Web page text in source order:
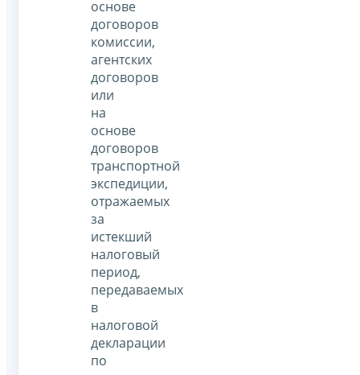
основе
договоров
комиссии,
агентских
договоров
или
на
основе
договоров
транспортной
экспедиции,
отражаемых
за
истекший
налоговый
период,
передаваемых
в
налоговой
декларации
по